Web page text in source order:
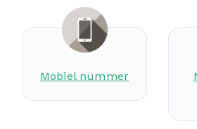
Mobiel nummer